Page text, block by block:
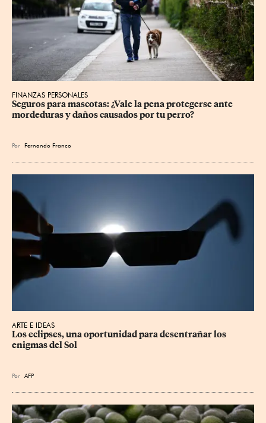
FINANZAS PERSONALES
Seguros para mascotas: ¿Vale la pena protegerse ante
mordeduras y daños causados por tu perro?
Por Fernando Franco
ARTE E IDEAS
Los eclipses, una oportunidad para desentrañar los
enigmas del Sol
Por AFP